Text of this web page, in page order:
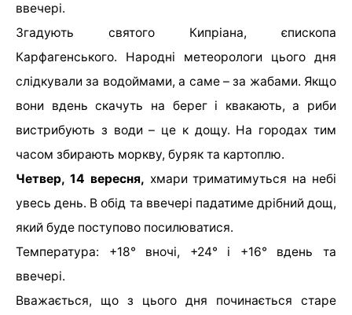
ввечері.
Згадують святого Кипріана, єпископа
Карфагенського. Народні метеорологи цього дня
слідкували за водоймами, а саме – за жабами. Якщо
вони вдень скачуть на берег і квакають, а риби
вистрибують з води – це к дощу. На городах тим
часом збирають моркву, буряк та картоплю.
Четвер, 14 вересня, хмари триматимуться на небі
увесь день. В обід та ввечері падатиме дрібний дощ,
який буде поступово посилюватися.
Температура: +18° вночі, +24° і +16° вдень та
ввечері.
Вважається, що з цього дня починається старе